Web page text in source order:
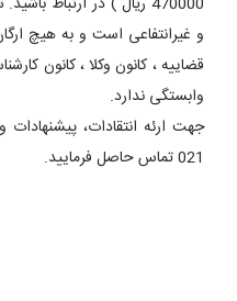
و غیرانتفاعی است و به هیچ
قضاییه ، کانون وکلا ، کانون
وابستگی ندارد.
021 تماس حاصل فرمایید.